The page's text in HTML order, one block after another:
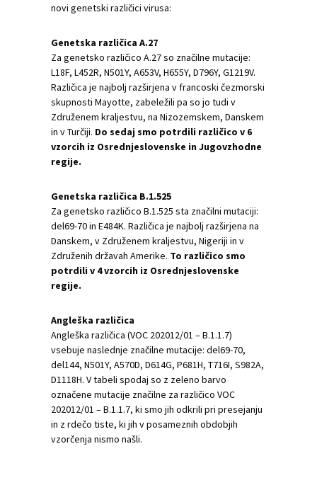
novi genetski različici virusa:
Genetska različica A.27
Za genetsko različico A.27 so značilne mutacije:
L18F, L452R, N501Y, A653V, H655Y, D796Y, G1219V.
Različica je najbolj razširjena v francoski čezmorski
skupnosti Mayotte, zabeležili pa so jo tudi v
Združenem kraljestvu, na Nizozemskem, Danskem
in v Turčiji. Do sedaj smo potrdili različico v 6
vzorcih iz Osrednjeslovenske in Jugovzhodne
regije.
Genetska različica B.1.525
Za genetsko različico B.1.525 sta značilni mutaciji:
del69-70 in E484K. Različica je najbolj razširjena na
Danskem, v Združenem kraljestvu, Nigeriji in v
Združenih državah Amerike. To različico smo
potrdili v 4 vzorcih iz Osrednjeslovenske
regije.
Angleška različica
Angleška različica (VOC 202012/01 – B.1.1.7)
vsebuje naslednje značilne mutacije: del69-70,
del144, N501Y, A570D, D614G, P681H, T716I, S982A,
D1118H. V tabeli spodaj so z zeleno barvo
označene mutacije značilne za različico VOC
202012/01 – B.1.1.7, ki smo jih odkrili pri presejanju
in z rdečo tiste, ki jih v posameznih obdobjih
vzorčenja nismo našli.